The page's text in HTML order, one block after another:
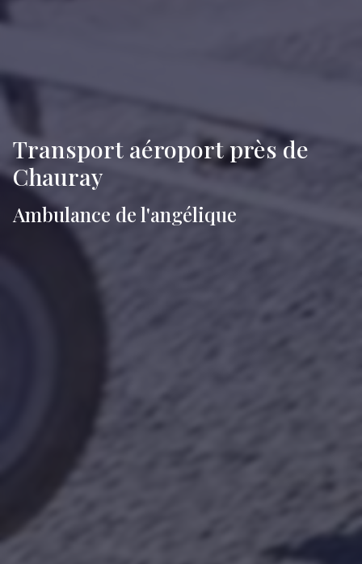
Transport aéroport près de
Chauray
Ambulance de l'angélique